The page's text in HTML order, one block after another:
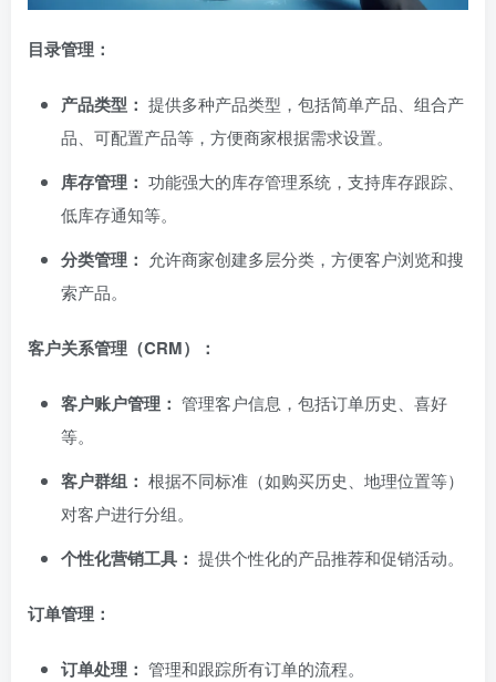
目录管理：
产品类型： 提供多种产品类型，包括简单产品、组合产
品、可配置产品等，方便商家根据需求设置。
库存管理： 功能强大的库存管理系统，支持库存跟踪、
低库存通知等。
分类管理： 允许商家创建多层分类，方便客户浏览和搜
索产品。
客户关系管理（CRM）：
客户账户管理： 管理客户信息，包括订单历史、喜好
等。
客户群组： 根据不同标准（如购买历史、地理位置等）
对客户进行分组。
个性化营销工具： 提供个性化的产品推荐和促销活动。
订单管理：
订单处理： 管理和跟踪所有订单的流程。